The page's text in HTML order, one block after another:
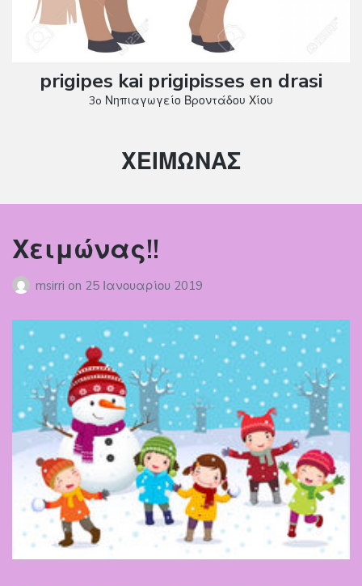
prigipes kai prigipisses en drasi
3o Νηπιαγωγείο Βροντάδου Χίου
Ετικέτα:
ΧΕΙΜΩΝΑΣ
Χειμώνας!!
msirri on 25 Ιανουαρίου 2019